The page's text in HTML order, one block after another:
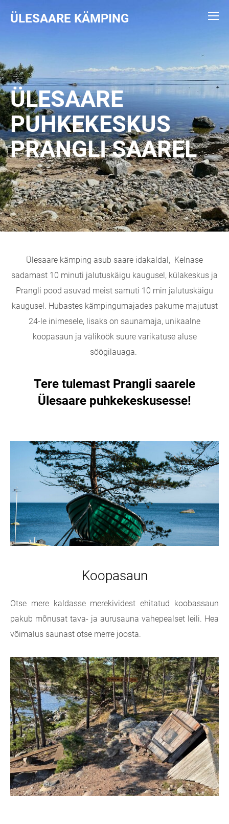
ÜLESAARE KÄMPING
ÜLESAARE
PUHKEKESKUS
PRANGLI SAAREL
Ülesaare kämping asub saare idakaldal, Kelnase
sadamast 10 minuti jalutuskäigu kaugusel, külakeskus ja
Prangli pood asuvad meist samuti 10 min jalutuskäigu
kaugusel. Hubastes kämpingumajades pakume majutust
24-le inimesele, lisaks on saunamaja, unikaalne
koopasaun ja väliköök suure varikatuse aluse
söögilauaga.
Tere tulemast Prangli saarele
Ülesaare puhkekeskusesse!
Koopasaun
Otse mere kaldasse merekividest ehitatud koobassaun
pakub mõnusat tava- ja aurusauna vahepealset leili. Hea
võimalus saunast otse merre joosta.